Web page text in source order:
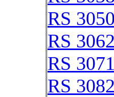
RS
RS
RS
RS